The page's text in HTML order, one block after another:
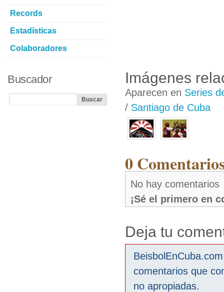
Imágenes
Aparecen en Series
/ Santiago de Cuba
0
No hay comentarios
¡Sé el primero en
Deja tu
comentarios que
no apropiadas.
Records
Estadísticas
Colaboradores
Buscador